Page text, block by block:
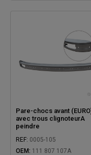
Pare-chocs avant
avec trous clignoteurA
peindre
REF: 0005-105
OEM: 111 807 107A